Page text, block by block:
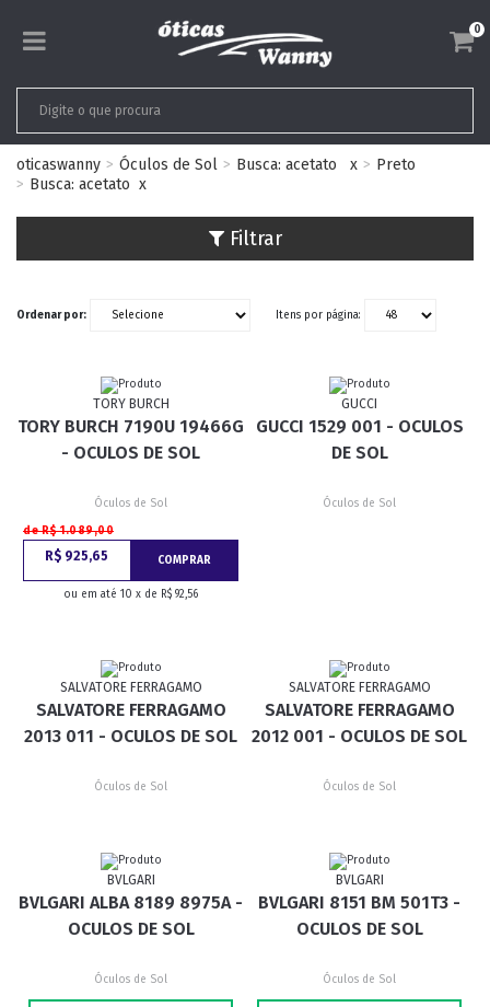
0
oticaswanny Óculos de Sol Busca: acetato x
Preto
Busca: acetato x
Filtrar
Ordenar por: Itens por página:
TORY BURCH
TORY BURCH 7190U 19466G
- OCULOS DE SOL
Óculos de Sol
de R$ 1.089,00
R$ 925,65 COMPRAR
ou em até 10 x de R$ 92,56
GUCCI
GUCCI 1529 001 - OCULOS
DE SOL
Óculos de Sol
SALVATORE FERRAGAMO
SALVATORE FERRAGAMO
2013 011 - OCULOS DE SOL
Óculos de Sol
SALVATORE FERRAGAMO
SALVATORE FERRAGAMO
2012 001 - OCULOS DE SOL
Óculos de Sol
BVLGARI
BVLGARI ALBA 8189 8975A -
OCULOS DE SOL
Óculos de Sol
BVLGARI
BVLGARI 8151 BM 501T3 -
OCULOS DE SOL
Óculos de Sol